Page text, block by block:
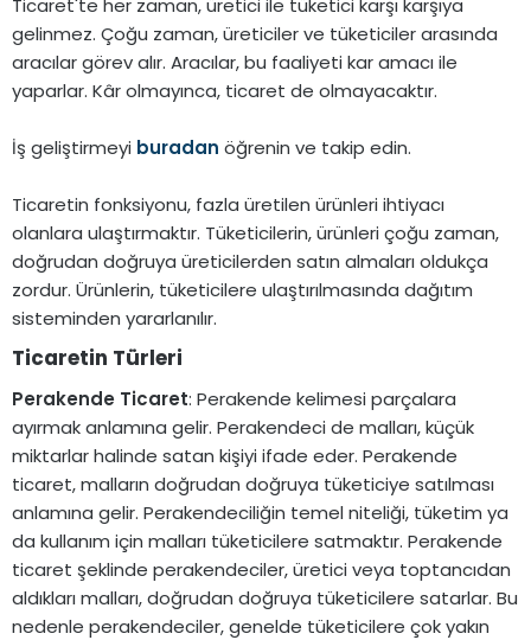
gelinmez. Çoğu zaman, üreticiler ve tüketiciler arasında
aracılar görev alır. Aracılar, bu faaliyeti kar amacı ile
yaparlar. Kâr olmayınca, ticaret de olmayacaktır.
İş geliştirmeyi buradan öğrenin ve takip edin.
Ticaretin fonksiyonu, fazla üretilen ürünleri ihtiyacı
olanlara ulaştırmaktır. Tüketicilerin, ürünleri çoğu zaman,
doğrudan doğruya üreticilerden satın almaları oldukça
zordur. Ürünlerin, tüketicilere ulaştırılmasında dağıtım
sisteminden yararlanılır.
Ticaretin Türleri​
Perakende Ticaret: Perakende kelimesi parçalara
ayırmak anlamına gelir. Perakendeci de malları, küçük
miktarlar halinde satan kişiyi ifade eder. Perakende
ticaret, malların doğrudan doğruya tüketiciye satılması
anlamına gelir. Perakendeciliğin temel niteliği, tüketim ya
da kullanım için malları tüketicilere satmaktır. Perakende
ticaret şeklinde perakendeciler, üretici veya toptancıdan
aldıkları malları, doğrudan doğruya tüketicilere satarlar. Bu
nedenle perakendeciler, genelde tüketicilere çok yakın